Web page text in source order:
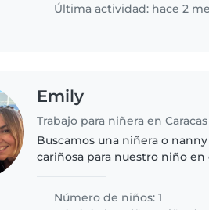
Última actividad: hace 2
Emily
Trabajo para niñera en Caracas
Buscamos una niñera o
cariñosa para nuestro niño
conocerte!
Número de niños: 1